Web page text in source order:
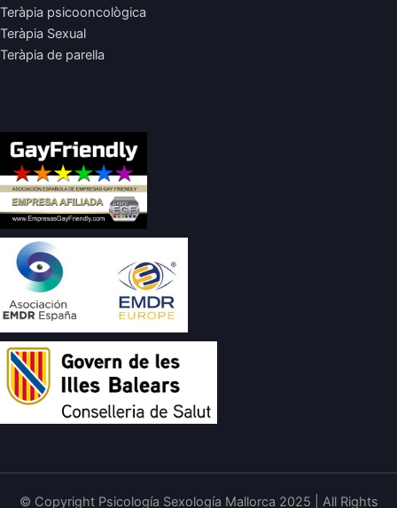
Teràpia psicooncològica
Teràpia Sexual
Teràpia de parella
© Copyright Psicología Sexología Mallorca 2025 | All Rights